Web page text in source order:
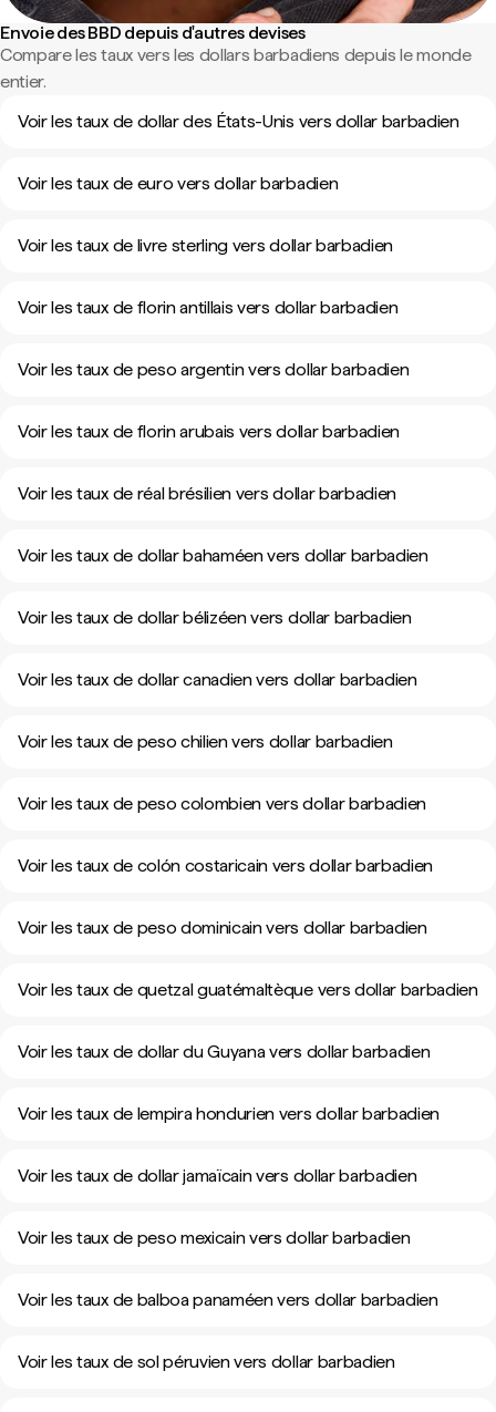
Envoie des BBD depuis d'autres devises
Compare les taux vers les dollars barbadiens depuis le monde
entier.
Voir les taux de dollar des États-Unis vers dollar barbadien
Voir les taux de euro vers dollar barbadien
Voir les taux de livre sterling vers dollar barbadien
Voir les taux de florin antillais vers dollar barbadien
Voir les taux de peso argentin vers dollar barbadien
Voir les taux de florin arubais vers dollar barbadien
Voir les taux de réal brésilien vers dollar barbadien
Voir les taux de dollar bahaméen vers dollar barbadien
Voir les taux de dollar bélizéen vers dollar barbadien
Voir les taux de dollar canadien vers dollar barbadien
Voir les taux de peso chilien vers dollar barbadien
Voir les taux de peso colombien vers dollar barbadien
Voir les taux de colón costaricain vers dollar barbadien
Voir les taux de peso dominicain vers dollar barbadien
Voir les taux de quetzal guatémaltèque vers dollar barbadien
Voir les taux de dollar du Guyana vers dollar barbadien
Voir les taux de lempira hondurien vers dollar barbadien
Voir les taux de dollar jamaïcain vers dollar barbadien
Voir les taux de peso mexicain vers dollar barbadien
Voir les taux de balboa panaméen vers dollar barbadien
Voir les taux de sol péruvien vers dollar barbadien